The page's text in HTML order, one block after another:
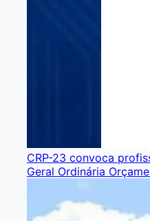
CRP-23 convoca
Geral Ordinária